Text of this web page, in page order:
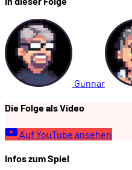
00:24:59 Inspiration:
00:26:19 Die Pikmin
00:29:55 Das Spiel
00:33:05
Gunnar
Die Folge als Video
Auf YouTube ansehen
Infos zum Spiel